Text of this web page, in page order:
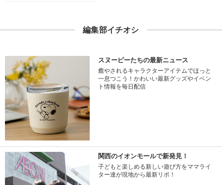
編集部イチオシ
スヌーピーたちの最新ニュース
癒やされるキャラクターアイテムでほっと
一息つこう！かわいい最新グッズやイベン
ト情報を毎日配信
関西のイオンモールで新発見！
子どもと楽しめる新しい遊び方をママライ
ター達が現地から最新リポ！